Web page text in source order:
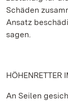
Schäden
Ansatz
sagen.
HÖHENRETTER
An Seilen